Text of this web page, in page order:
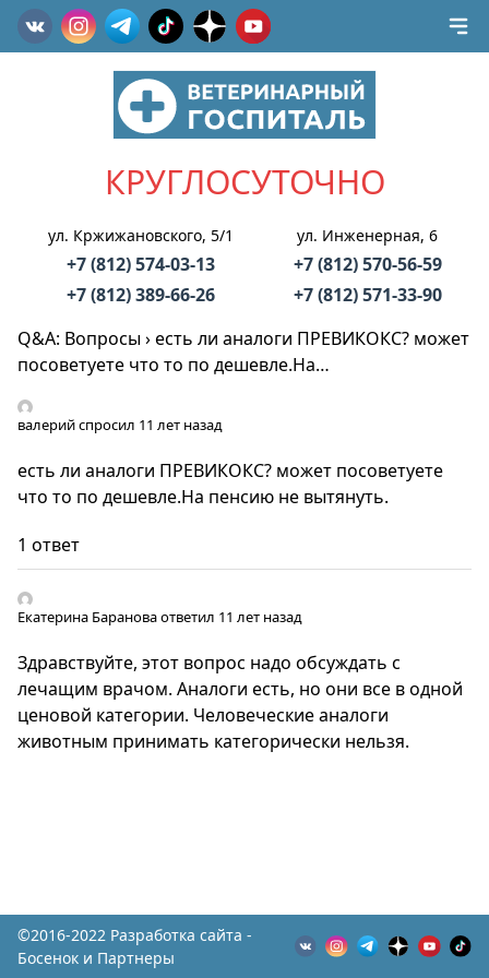
КРУГЛОСУТОЧНО
ул. Кржижановского, 5/1
+7 (812) 574-03-13
+7 (812) 389-66-26
ул. Инженерная, 6
+7 (812) 570-56-59
+7 (812) 571-33-90
Q&A: Вопросы›есть ли аналоги ПРЕВИКОКС? может
посоветуете что то по дешевле.На…
валерийспросил 11 лет назад
есть ли аналоги ПРЕВИКОКС? может посоветуете
что то по дешевле.На пенсию не вытянуть.
1 ответ
Екатерина Барановаответил 11 лет назад
Здравствуйте, этот вопрос надо обсуждать с
лечащим врачом. Аналоги есть, но они все в одной
ценовой категории. Человеческие аналоги
животным принимать категорически нельзя.
©2016-2022 Разработка сайта -
Босенок и Партнеры